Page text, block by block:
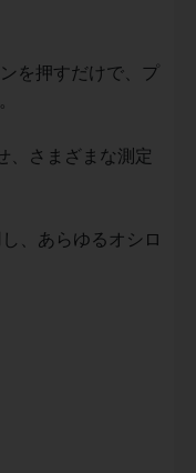
を押すだけで、プ
、さまざまな測定
、あらゆるオシロ